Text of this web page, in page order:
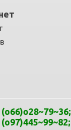
(o66)o28~79~36;
~82;